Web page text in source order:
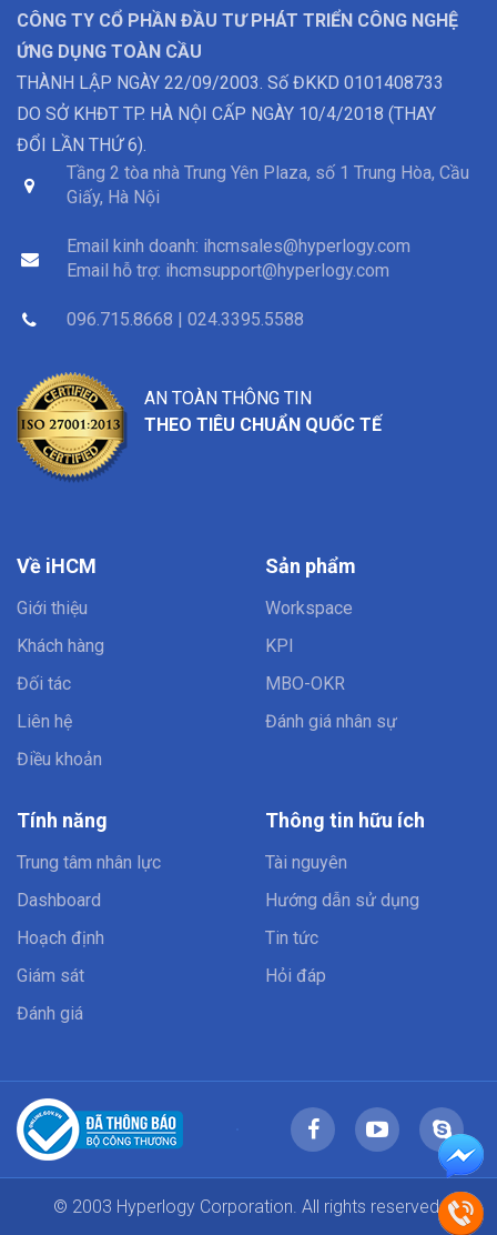
Về iHCM
Giới thiệu
Khách hàng
Đối tác
Liên hệ
Điều khoản
Sản phẩm
Workspace
KPI
MBO-OKR
Đánh giá nhân sự
Tính năng
Trung tâm nhân lực
Dashboard
Hoạch định
Giám sát
Đánh giá
Thông tin hữu ích
Tài nguyên
Hướng dẫn sử dụng
Tin tức
Hỏi đáp
AN TOÀN THÔNG TIN
THEO TIÊU CHUẨN QUỐC TẾ
CÔNG TY CỔ PHẦN ĐẦU TƯ PHÁT TRIỂN CÔNG NGHỆ
ỨNG DỤNG TOÀN CẦU
THÀNH LẬP NGÀY 22/09/2003. Số ĐKKD 0101408733
DO SỞ KHĐT TP. HÀ NỘI CẤP NGÀY 10/4/2018 (THAY
ĐỔI LẦN THỨ 6).
Tầng 2 tòa nhà Trung Yên Plaza, số 1 Trung Hòa, Cầu
Giấy, Hà Nội
Email kinh doanh: ihcmsales@hyperlogy.com
Email hỗ trợ: ihcmsupport@hyperlogy.com
096.715.8668 | 024.3395.5588
© 2003 Hyperlogy Corporation. All rights reserved.